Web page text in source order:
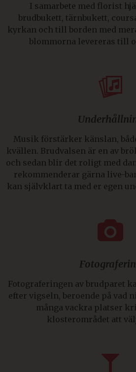
I samarbete med florist
brudbukett, tärnbukett,
kyrkan och till borden med
blommorna levereras till
Musik förstärker känslan,
kvällen. Brudvalsen är en av
och sedan blir det roligt med
rekommenderar gärna live-
kan självklart ta med er egen
Fotograferingen av brudparet
efter vigseln, beroende på vad
många vackra platser
klosterområdet att